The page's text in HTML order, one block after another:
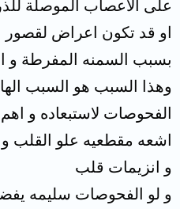
على الاعصاب الموصلة
او قد تكون اعراض لقصور
بسبب السمنه المفرطة و
وهذا السبب هو السبب
الفحوصات لاستبعاده و
اشعه مقطعيه علو القلب
و انزيمات قلب
و لو الفحوصات سليمه